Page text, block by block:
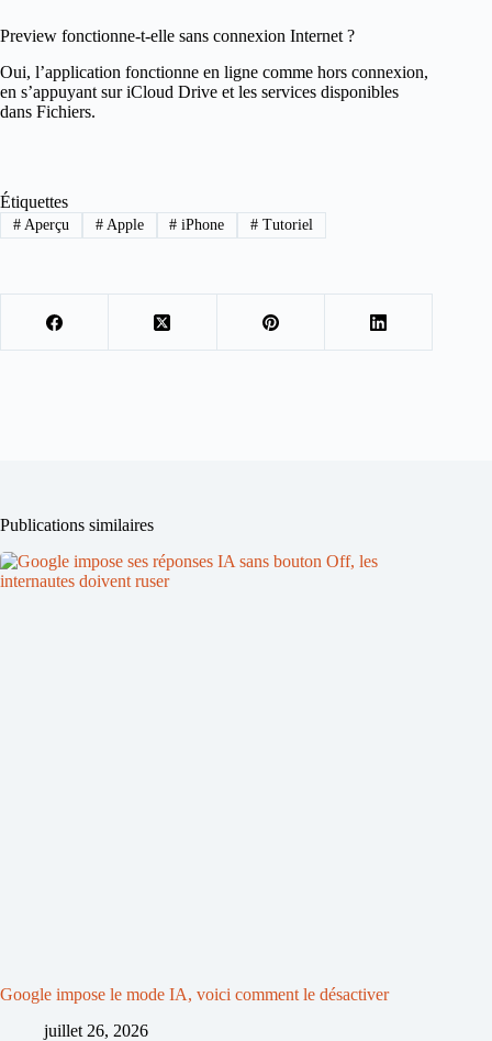
Preview fonctionne-t-elle sans connexion Internet ?
Oui, l’application fonctionne en ligne comme hors connexion,
en s’appuyant sur iCloud Drive et les services disponibles
dans Fichiers.
Étiquettes
#Aperçu #Apple # iPhone # Tutoriel
Publications similaires
Google impose le mode IA, voici comment le désactiver
juillet 26, 2026